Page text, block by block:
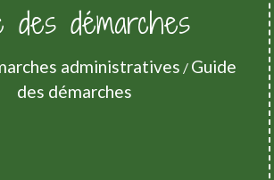
des démarches
administratives / Guide
des démarches